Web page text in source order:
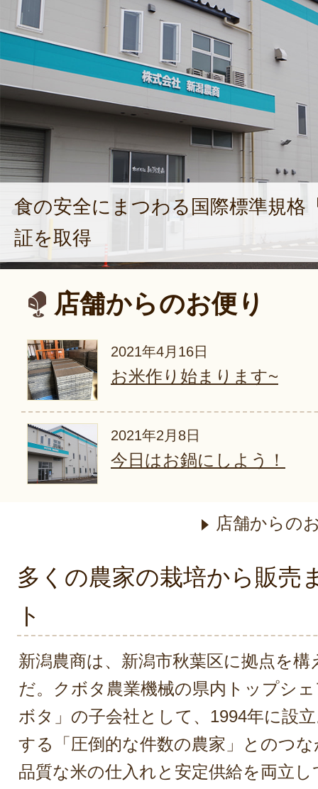
食の安全にまつわる国際標準規格
証を取得
店舗からのお便り
2021年4月16日
お米作り始まります~
2021年2月8日
今日はお鍋にしよう！
店舗からの
多くの農家の栽培から販売
ト
新潟農商は、新潟市秋葉区に拠点を構
だ。クボタ農業機械の県内トップシ
ボタ」の子会社として、1994年に設
する「圧倒的な件数の農家」とのつ
品質な米の仕入れと安定供給を両立